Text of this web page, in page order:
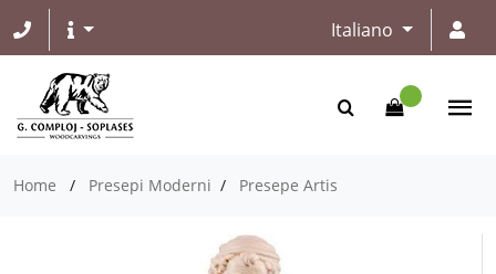
Italiano
Home / Presepi Moderni / Presepe Artis